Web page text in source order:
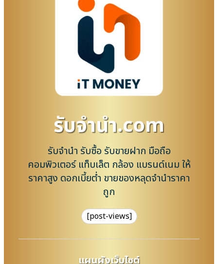
รับจํานํา.com
รับจำนำ รับซื้อ รับขายฝาก มือถือ
คอมพิวเตอร์ แท็บเล็ต กล้อง แบรนด์เนม ให้
ราคาสูง ดอกเบี้ยต่ำ ขายของหลุดจำนำราคา
ถูก
[post-views]
แผนผังเว็บไซต์